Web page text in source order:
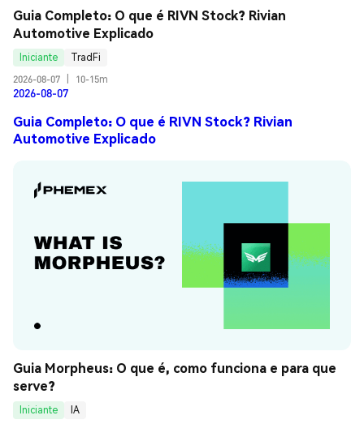
Guia Completo: O que é RIVN Stock? Rivian
Automotive Explicado
Iniciante
TradFi
2026-08-07
10-15m
2026-08-07
Guia Completo: O que é RIVN Stock? Rivian
Automotive Explicado
Guia Morpheus: O que é, como funciona e para que
serve?
Iniciante
IA